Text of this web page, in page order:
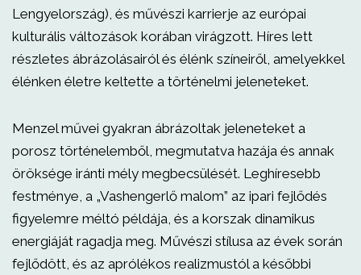
Lengyelország), és művészi karrierje az európai
kulturális változások korában virágzott. Híres lett
részletes ábrázolásairól és élénk színeiről, amelyekkel
élénken életre keltette a történelmi jeleneteket.
Menzel művei gyakran ábrázoltak jeleneteket a
porosz történelemből, megmutatva hazája és annak
öröksége iránti mély megbecsülését. Leghíresebb
festménye, a „Vashengerlő malom” az ipari fejlődés
figyelemre méltó példája, és a korszak dinamikus
energiáját ragadja meg. Művészi stílusa az évek során
fejlődött, és az aprólékos realizmustól a későbbi